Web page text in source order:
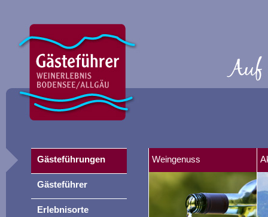
Weingenuss
Gästeführungen
Gästeführer
Erlebnisorte